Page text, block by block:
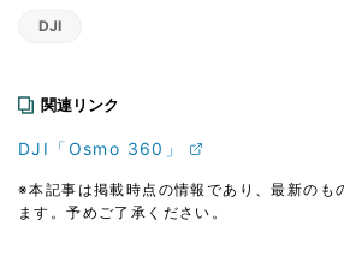
DJI
関連リンク
DJI「Osmo 360」
※本記事は掲載時点の情報であり、最新のも
ます。予めご了承ください。